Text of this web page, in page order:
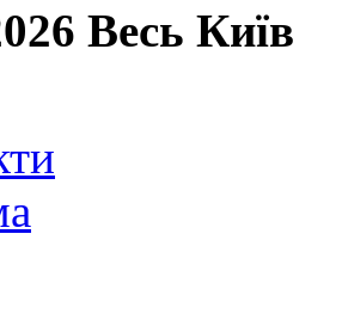
Весь Київ